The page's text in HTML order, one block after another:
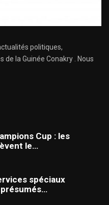
politiques,
la Guinée Conakry . Nous
Cup : les
le…
spéciaux